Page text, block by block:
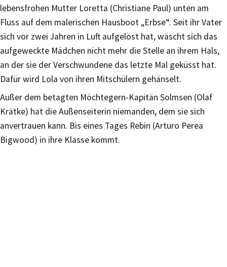
lebensfrohen Mutter Loretta (Christiane Paul) unten am
Fluss auf dem malerischen Hausboot „Erbse“. Seit ihr Vater
sich vor zwei Jahren in Luft aufgelöst hat, wäscht sich das
aufgeweckte Mädchen nicht mehr die Stelle an ihrem Hals,
an der sie der Verschwundene das letzte Mal geküsst hat.
Dafür wird Lola von ihren Mitschülern gehänselt.
Außer dem betagten Möchtegern-Kapitän Solmsen (Olaf
Krätke) hat die Außenseiterin niemanden, dem sie sich
anvertrauen kann. Bis eines Tages Rebin (Arturo Perea
Bigwood) in ihre Klasse kommt.